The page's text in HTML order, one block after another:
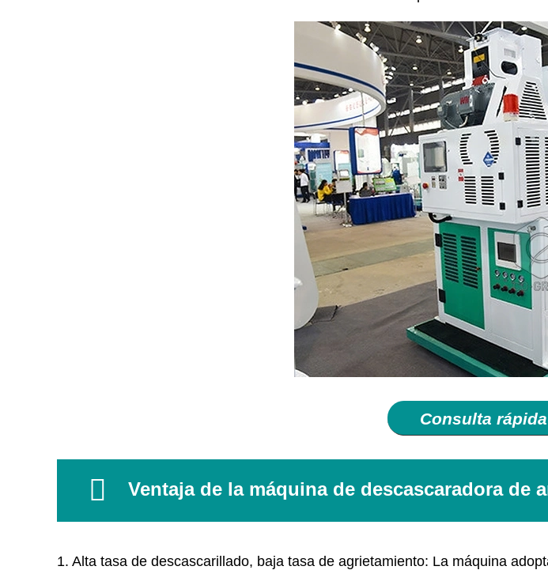
Consulta
Ventaja de la máquina de descascaradora de
1. Alta tasa de descascarillado, baja tasa de agrietamiento: La máquina